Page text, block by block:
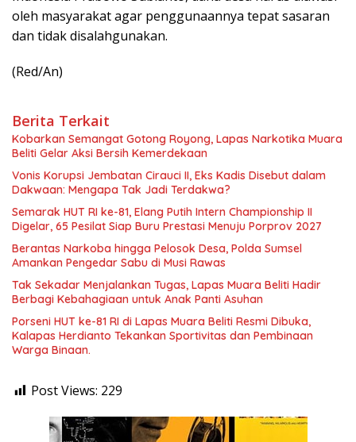
oleh masyarakat agar penggunaannya tepat sasaran
dan tidak disalahgunakan.
(Red/An)
Berita Terkait
Kobarkan Semangat Gotong Royong, Lapas Narkotika Muara
Beliti Gelar Aksi Bersih Kemerdekaan
Vonis Korupsi Jembatan Cirauci II, Eks Kadis Disebut dalam
Dakwaan: Mengapa Tak Jadi Terdakwa?
Semarak HUT RI ke-81, Elang Putih Intern Championship II
Digelar, 65 Pesilat Siap Buru Prestasi Menuju Porprov 2027
Berantas Narkoba hingga Pelosok Desa, Polda Sumsel
Amankan Pengedar Sabu di Musi Rawas
Tak Sekadar Menjalankan Tugas, Lapas Muara Beliti Hadir
Berbagi Kebahagiaan untuk Anak Panti Asuhan
Porseni HUT ke-81 RI di Lapas Muara Beliti Resmi Dibuka,
Kalapas Herdianto Tekankan Sportivitas dan Pembinaan
Warga Binaan.
Post Views: 229